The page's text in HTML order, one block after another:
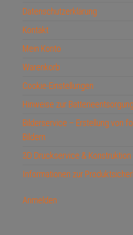
Datenschutzerklärung
Kontakt
Mein Konto
Warenkorb
Cookie-Einstellungen
Hinweise zur Batterieentsorgung
Bilderservice – Erstellung von
Bildern
3D Druckservice & Konstruktion
Informationen zur
Anmelden